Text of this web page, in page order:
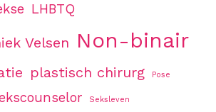
LHBTQ
Velsen Non-binair
plastisch chirurg Pose
Seksleven